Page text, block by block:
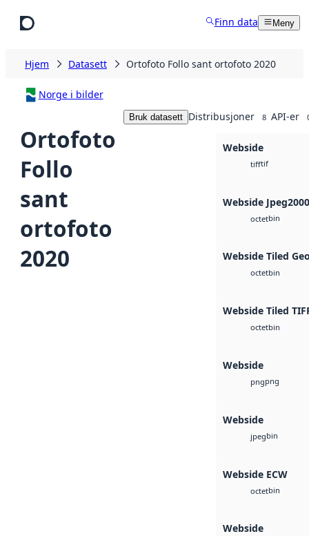
Finn data Meny
Hjem Datasett Ortofoto Follo sant ortofoto 2020
Norge i bilder
Ortofoto
Follo
sant
ortofoto
2020
Bruk datasett Distribusjoner 8 API-er
Webside
tifftif
Webside Jpeg2000
octetbin
Webside Tiled
octetbin
Webside Tiled
octetbin
Webside
pngpng
Webside
jpegbin
Webside ECW
octetbin
Webside